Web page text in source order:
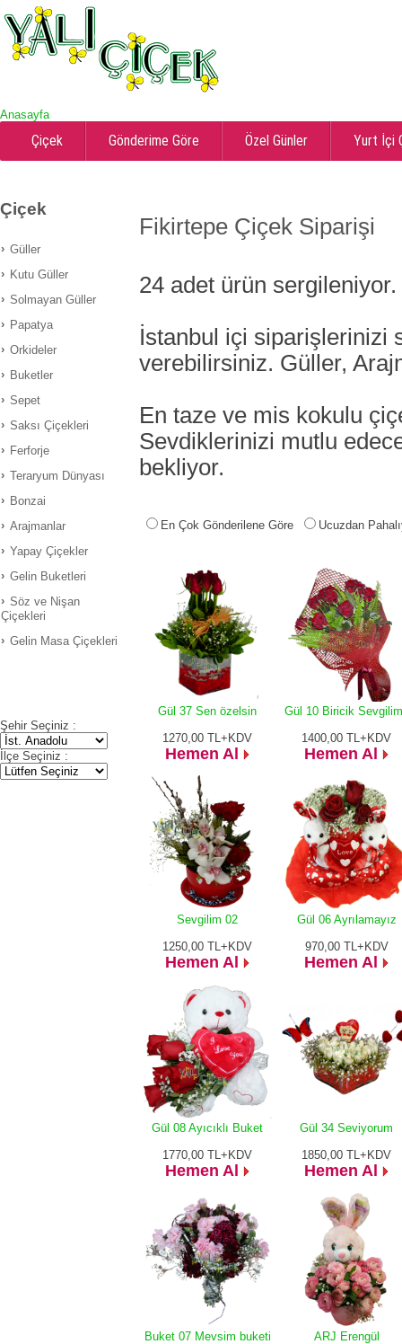
Anasayfa
Çiçek Gönderime Göre Özel Günler Yurt İçi
Çiçek
Güller
Kutu Güller
Solmayan Güller
Papatya
Orkideler
Buketler
Sepet
Saksı Çiçekleri
Ferforje
Teraryum Dünyası
Bonzai
Arajmanlar
Yapay Çiçekler
Gelin Buketleri
Söz ve Nişan
Çiçekleri
Gelin Masa Çiçekleri
Şehir Seçiniz :
İlçe Seçiniz :
Fikirtepe Çiçek Siparişi
24 adet ürün sergileniyor.
İstanbul içi siparişlerinizi
verebilirsiniz. Güller,
En taze ve mis kokulu
Sevdiklerinizi mutlu
bekliyor.
En Çok Gönderilene Göre Ucuzdan
Gül 37 Sen özelsin
1270,00 TL+KDV
Hemen Al
Gül 10 Biricik
1400,00 TL+KDV
Hemen Al
Sevgilim 02
1250,00 TL+KDV
Hemen Al
Gül 06 Ayrılamayız
970,00 TL+KDV
Hemen Al
Gül 08 Ayıcıklı Buket
1770,00 TL+KDV
Hemen Al
Gül 34 Seviyorum
1850,00 TL+KDV
Hemen Al
Buket 07 Mevsim buketi
ARJ Erengül